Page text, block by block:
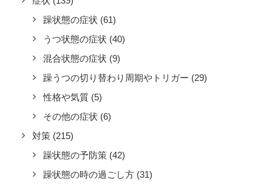
躁状態の症状 (61)
うつ状態の症状 (40)
混合状態の症状 (9)
躁うつの切り替わり周期やトリガー (29)
性格や気質 (5)
その他の症状 (6)
対策 (215)
躁状態の予防策 (42)
躁状態の時の過ごし方 (31)